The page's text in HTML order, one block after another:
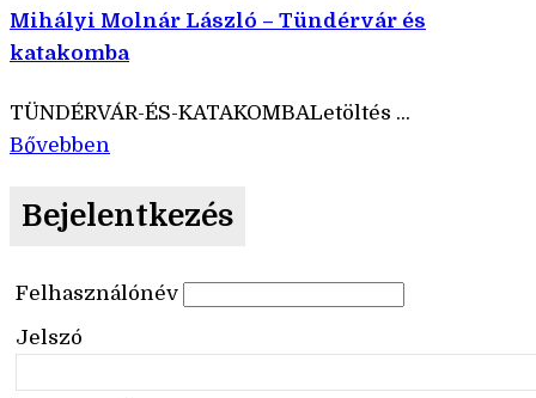
Mihályi Molnár László – Tündérvár és
katakomba
TÜNDÉRVÁR-ÉS-KATAKOMBALetöltés ...
Bővebben
Bejelentkezés
Felhasználónév
Jelszó